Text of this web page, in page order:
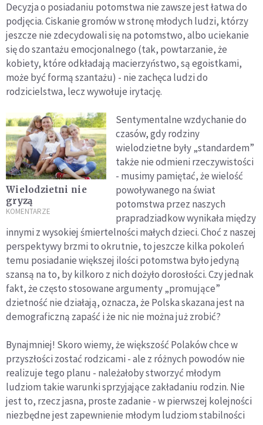
Decyzja o posiadaniu potomstwa nie zawsze jest łatwa do
podjęcia. Ciskanie gromów w stronę młodych ludzi, którzy
jeszcze nie zdecydowali się na potomstwo, albo uciekanie
się do szantażu emocjonalnego (tak, powtarzanie, że
kobiety, które odkładają macierzyństwo, są egoistkami,
może być formą szantażu) - nie zachęca ludzi do
rodzicielstwa, lecz wywołuje irytację.
Wielodzietni nie
gryzą
KOMENTARZE
Sentymentalne wzdychanie do
czasów, gdy rodziny
wielodzietne były „standardem”
także nie odmieni rzeczywistości
- musimy pamiętać, że wielość
powoływanego na świat
potomstwa przez naszych
prapradziadkow wynikała między
innymi z wysokiej śmiertelności małych dzieci. Choć z naszej
perspektywy brzmi to okrutnie, to jeszcze kilka pokoleń
temu posiadanie większej ilości potomstwa było jedyną
szansą na to, by kilkoro z nich dożyło dorosłości. Czy jednak
fakt, że często stosowane argumenty „promujące”
dzietność nie działają, oznacza, że Polska skazana jest na
demograficzną zapaść i że nic nie można już zrobić?
Bynajmniej! Skoro wiemy, że większość Polaków chce w
przyszłości zostać rodzicami - ale z różnych powodów nie
realizuje tego planu - należałoby stworzyć młodym
ludziom takie warunki sprzyjające zakładaniu rodzin. Nie
jest to, rzecz jasna, proste zadanie - w pierwszej kolejności
niezbędne jest zapewnienie młodym ludziom stabilności